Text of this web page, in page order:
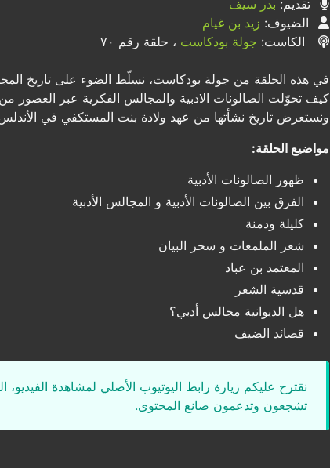
تقديم: بدر سيف
الضيوف: زيد بن غيام
الكاست: جولة بودكاست ، حلقة رقم ٧٠
في هذه الحلقة من جولة بودكاست، نسلّط الضوء على تاريخ
كيف تحوّلت الصالونات الادبية والمجالس الفكرية عبر العصور
ونستعرض تاريخ نشأتها من عهد ولادة بنت المستكفي في الأندلس
مواضيع الحلقة:
ظهور الصالونات الأدبية
الفرق بين الصالونات الأدبية و المجالس الأدبية
كليلة ودمنة
شعر الملمعات و سحر البيان
المعتمد بن عباد
قدسية الشعر
هل الديوانية مجالس أدبي؟
قصائد الضيف
نقترح عليكم زيارة رابط اليوتيوب الأصلي لمشاهدة
تشجعون وتدعمون صانع المحتوى.